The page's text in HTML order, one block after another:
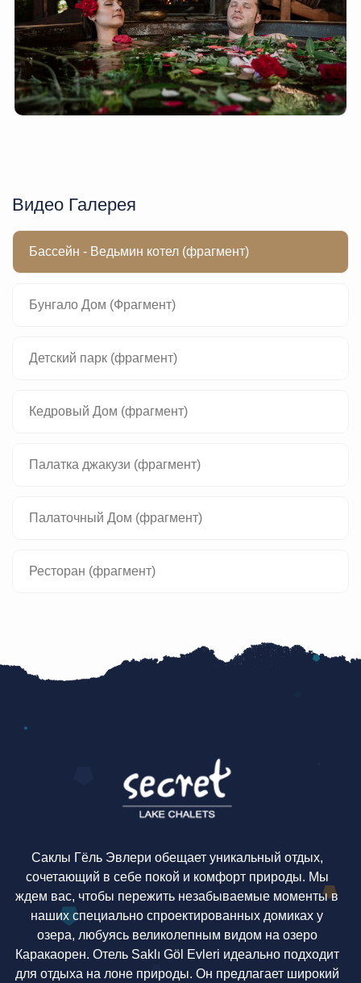
Видео Галерея
Бассейн - Ведьмин котел (фрагмент)
Бунгало Дом (Фрагмент)
Детский парк (фрагмент)
Кедровый Дом (фрагмент)
Палатка джакузи (фрагмент)
Палаточный Дом (фрагмент)
Ресторан (фрагмент)
Саклы Гёль Эвлери обещает уникальный отдых,
сочетающий в себе покой и комфорт природы. Мы
ждем вас, чтобы пережить незабываемые моменты в
наших специально спроектированных домиках у
озера, любуясь великолепным видом на озеро
Каракаорен. Отель Saklı Göl Evleri идеально подходит
для отдыха на лоне природы. Он предлагает широкий